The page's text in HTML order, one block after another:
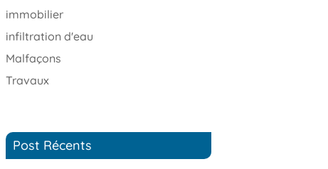
immobilier
infiltration d'eau
Malfaçons
Travaux
Post Récents